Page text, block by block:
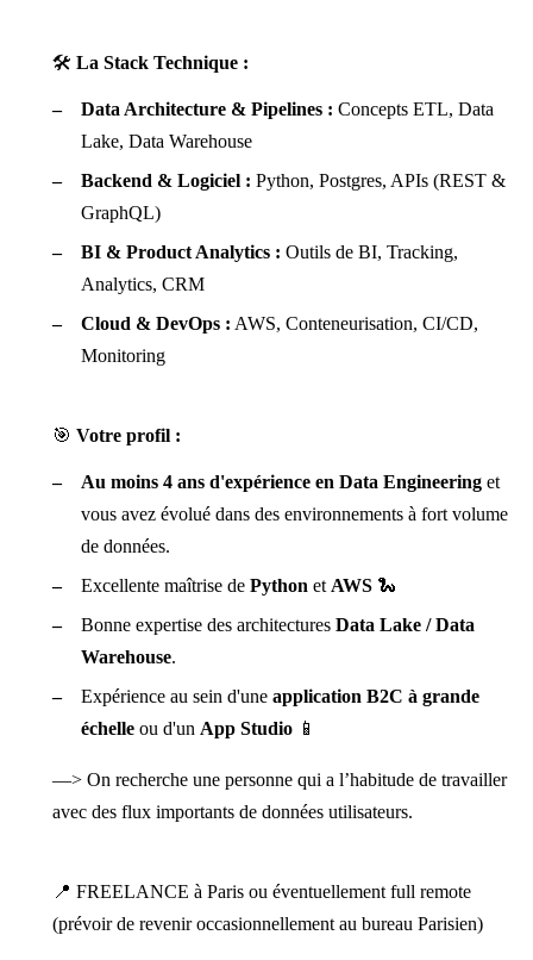
🛠️ La Stack Technique :
Data Architecture & Pipelines : Concepts ETL, Data
Lake, Data Warehouse
Backend & Logiciel : Python, Postgres, APIs (REST &
GraphQL)
BI & Product Analytics : Outils de BI, Tracking,
Analytics, CRM
Cloud & DevOps : AWS, Conteneurisation, CI/CD,
Monitoring
🎯 Votre profil :
Au moins 4 ans d'expérience en Data Engineering et
vous avez évolué dans des environnements à fort volume
de données.
Excellente maîtrise de Python et AWS 🐍
Bonne expertise des architectures Data Lake / Data
Warehouse.
Expérience au sein d'une application B2C à grande
échelle ou d'un App Studio 📱
—> On recherche une personne qui a l’habitude de travailler
avec des flux importants de données utilisateurs.
📍 FREELANCE à Paris ou éventuellement full remote
(prévoir de revenir occasionnellement au bureau Parisien)